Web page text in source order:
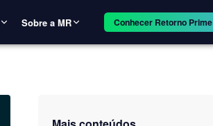
Sobre a MR Conhecer Retorno Prime